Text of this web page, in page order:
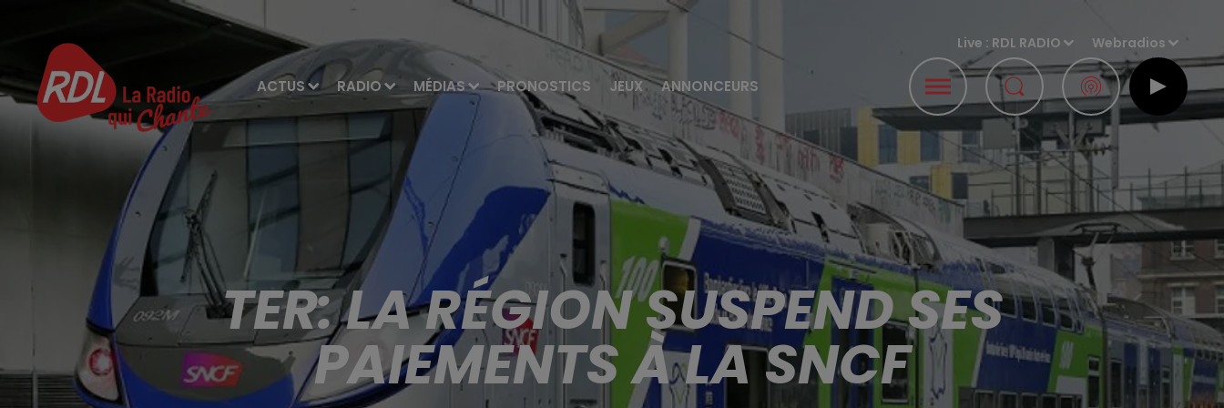
ACTUS RADIO MÉDIAS PRONOSTICS JEUX ANNONCEURS
Live : RDL RADIO Webradios
TER: LA RÉGION SUSPEND SES
PAIEMENTS À LA SNCF